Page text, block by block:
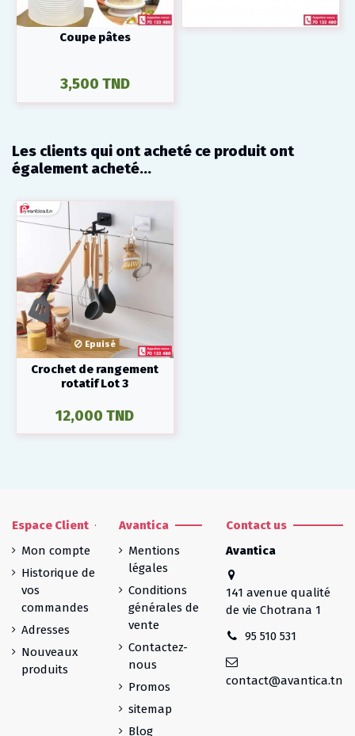
Coupe pâtes
3,500 TND
Les clients qui ont acheté ce produit ont
également acheté...
Epuisé
Crochet de rangement
rotatif Lot 3
12,000 TND
Espace Client
Mon compte
Historique de
vos
commandes
Adresses
Nouveaux
produits
Avantica
Mentions
légales
Conditions
générales de
vente
Contactez-
nous
Promos
sitemap
Blog
Contact us
Avantica
141 avenue qualité
de vie Chotrana 1
95 510 531
contact@avantica.tn